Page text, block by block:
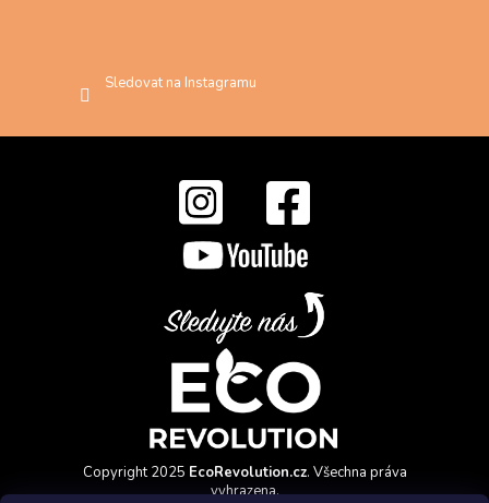
Sledovat na Instagramu
Copyright 2025 EcoRevolution.cz. Všechna práva
vyhrazena.